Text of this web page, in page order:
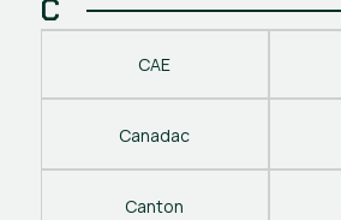
C
CAE
Canadac
Canton